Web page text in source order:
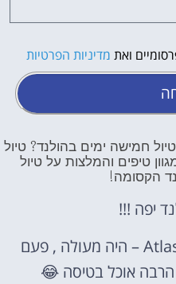
ואת מדיניות הפרטיות
חמישה ימים בהולנד? טיול
טיפים והמלצות על טיול
הקסומה!
יפה !!!
טיסות לקחנו עם Atlas Global – היה מעולה , פעם
הרבה אוכל בטיסה😂